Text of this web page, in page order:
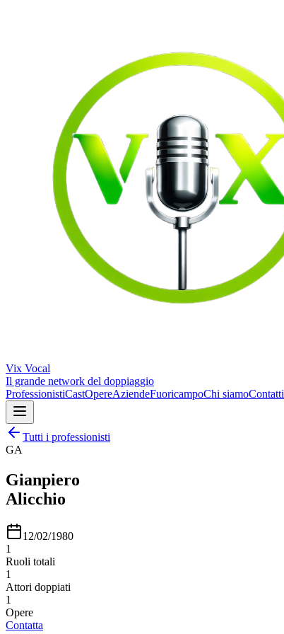
Vix Vocal
Il grande network del doppiaggio
ProfessionistiCastOpereAziendeFuoricampoChi siamoContatti
Tutti i professionisti
GA
Gianpiero
Alicchio
12/02/1980
1
Ruoli totali
1
Attori doppiati
1
Opere
Contatta